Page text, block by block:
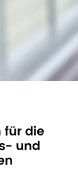
für die
und